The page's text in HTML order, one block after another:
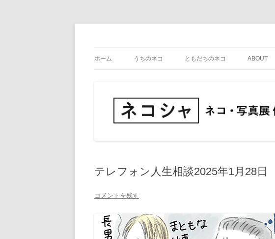
へ
ホーム うちのネコ ともだちのネコ ABOUT
テレフォン人生相談2025年1月28日
コメントを残す